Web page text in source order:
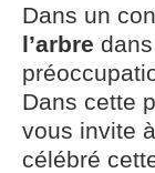
Dans un
l’arbre
Dans cette
vous invite
célébré